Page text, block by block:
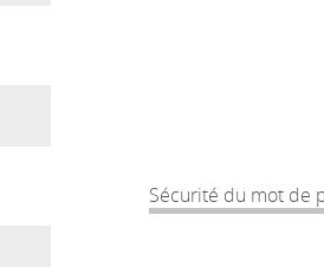
Sécurité du mot de